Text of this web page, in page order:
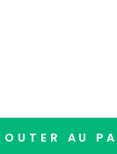
AU